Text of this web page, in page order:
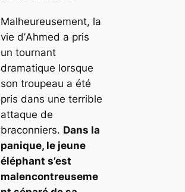
Malheureusement, la
vie d’Ahmed a pris
un tournant
dramatique lorsque
son troupeau a été
pris dans une terrible
attaque de
braconniers. Dans la
panique, le jeune
éléphant s’est
malencontreuseme